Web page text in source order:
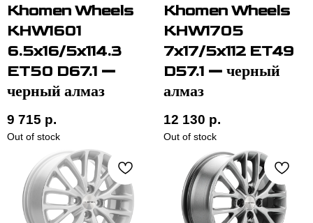
Khomen Wheels
KHW1601
6.5x16/5x114.3
ET50 D67.1 —
черный алмаз
9 715 р.
Out of stock
Khomen Wheels
KHW1705
7x17/5x112 ET49
D57.1 — черный
алмаз
12 130 р.
Out of stock